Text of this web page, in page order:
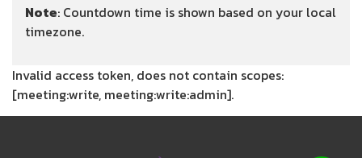
Note: Countdown time is shown based on your local
timezone.
Invalid access token, does not contain scopes:
[meeting:write, meeting:write:admin].